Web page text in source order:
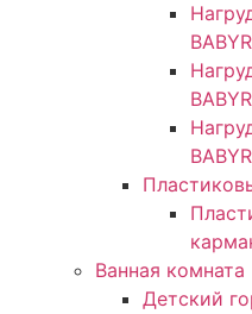
Ванная комната
Детский